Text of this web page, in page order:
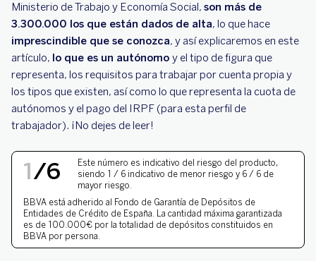
¿Qué es la cuota de autónomo?
Además de la cuota reducida, ¿puede
beneficiarse un autónomo de alguna ayuda
más?
¿Paga IRPF un autónomo?
En BBVA le damos la bienvenida a tu negocio
Ministerio de Trabajo y Economía Social, son más de
3.300.000 los que están dados de alta, lo que hace
imprescindible que se conozca, y así explicaremos en este
artículo, lo que es un autónomo y el tipo de figura que
representa, los requisitos para trabajar por cuenta propia y
los tipos que existen, así como lo que representa la cuota de
autónomos y el pago del IRPF (para esta perfil de
trabajador). ¡No dejes de leer!
1/6 NIVEL DE RIESGO 1 DE
Este número es indicativo del riesgo del producto,
siendo 1 / 6 indicativo de menor riesgo y 6 / 6 de
mayor riesgo.
BBVA está adherido al
Fondo de Garantía de Depósitos de
Entidades de Crédito de España. La cantidad máxima garantizada
es de 100.000€ por la totalidad de depósitos constituidos en
BBVA por persona.